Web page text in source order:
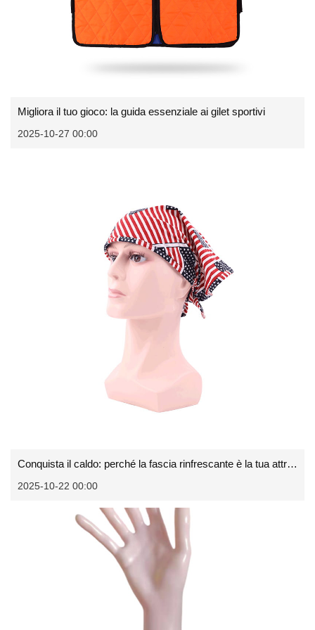
Migliora il tuo gioco: la guida essenziale ai gilet sportivi
2025-10-27 00:00
Conquista il caldo: perché la fascia rinfrescante è la tua attrezzatura essenziale per le prestazioni
2025-10-22 00:00